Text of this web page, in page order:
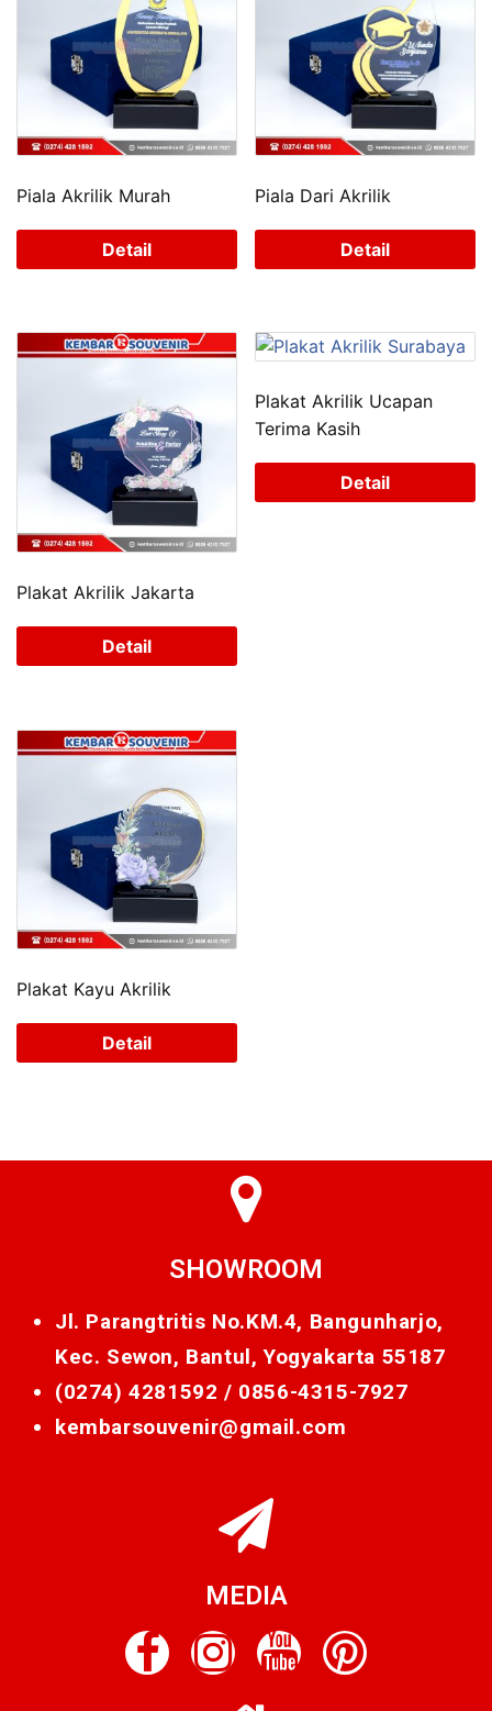
Piala Akrilik Murah
Detail
Piala Dari Akrilik
Detail
Plakat Akrilik Jakarta
Detail
Plakat Akrilik Ucapan
Terima Kasih
Detail
Plakat Kayu Akrilik
Detail
SHOWROOM
Jl. Parangtritis No.KM.4, Bangunharjo,
Kec. Sewon, Bantul, Yogyakarta 55187
(0274) 4281592 / 0856-4315-7927
kembarsouvenir@gmail.com
MEDIA